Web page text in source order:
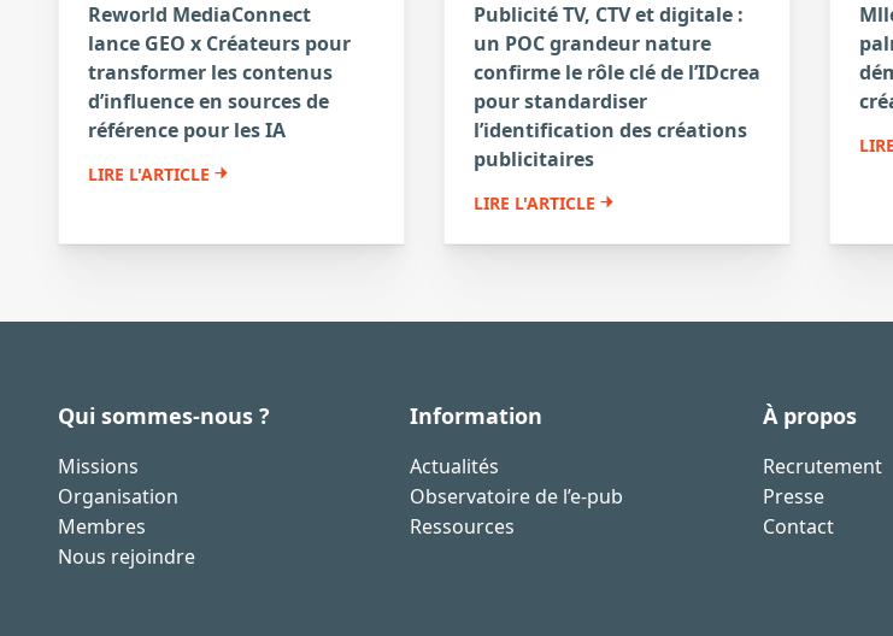
Reworld MediaConnect
lance GEO x Créateurs pour
transformer les contenus
d’influence en sources de
référence pour les IA
LIRE L'ARTICLE
Publicité TV, CTV et digitale :
un POC grandeur nature
confirme le rôle clé de l’IDcrea
pour standardiser
l’identification des créations
publicitaires
LIRE L'ARTICLE
Qui sommes-nous ?
Missions
Organisation
Membres
Nous rejoindre
Information
Actualités
Observatoire de l’e-pub
Ressources
À propos
Recrutement
Presse
Contact